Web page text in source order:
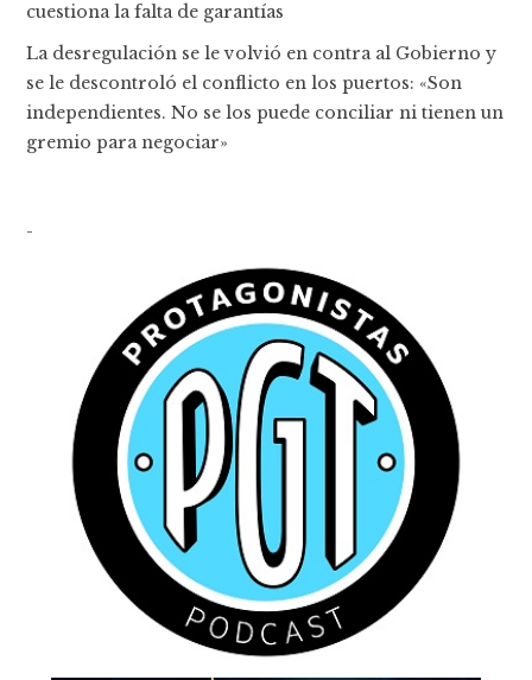
cuestiona la falta de garantías
La desregulación se le volvió en contra al Gobierno y
se le descontroló el conflicto en los puertos: «Son
independientes. No se los puede conciliar ni tienen un
gremio para negociar»
-